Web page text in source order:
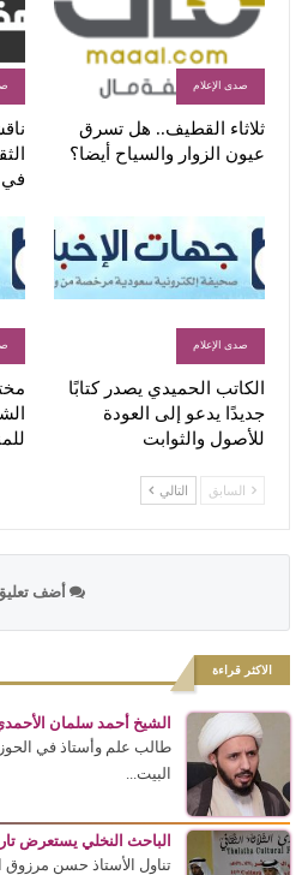
صدى الإعلام
ثلاثاء القطيف.. هل تسرق
عيون الزوار والسياح أيضا؟
في
صدى الإعلام
الكاتب الحميدي يصدر كتابًا
جديدًا يدعو إلى العودة
للأصول والثوابت
السابق التالي
أضف
الاكثر قراءة
الشيخ أحمد سلمان
طالب علم وأستاذ في
البيت...
الباحث النخلي يستعرض
تناول الأستاذ حسن مرزوق